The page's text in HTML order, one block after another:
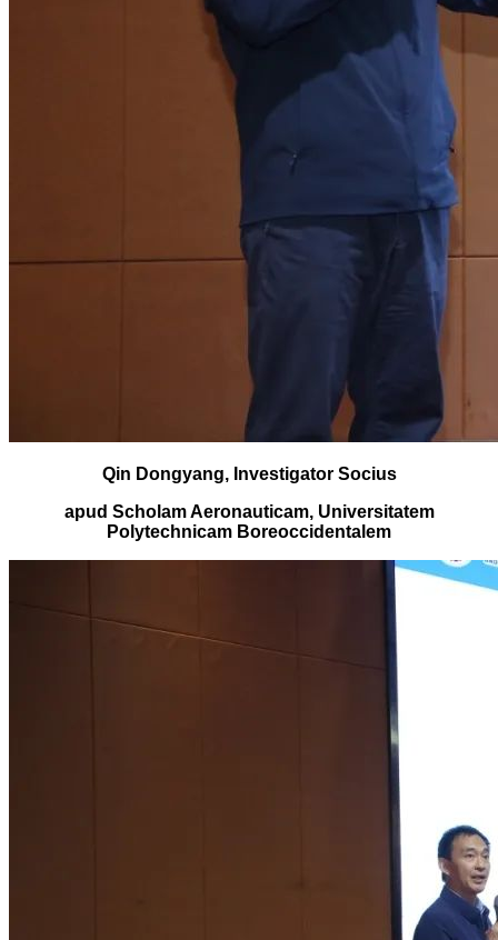
Qin Dongyang, Investigator Socius
apud Scholam Aeronauticam, Universitatem
Polytechnicam Boreoccidentalem